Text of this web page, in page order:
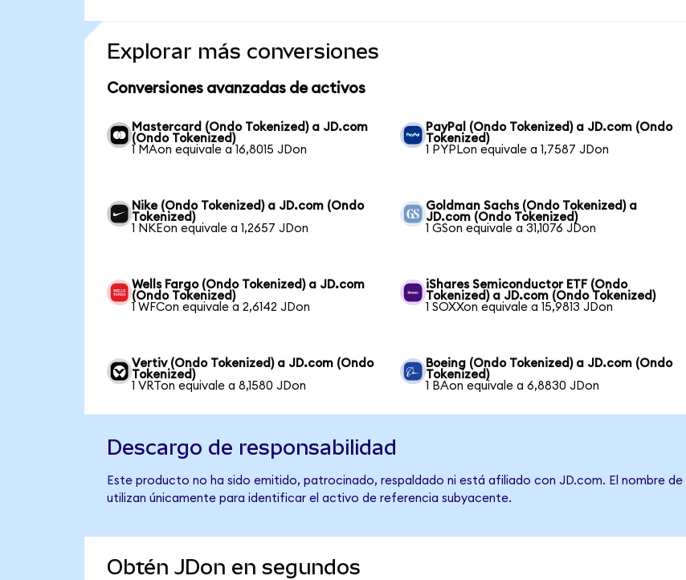
Explorar más conversiones
Conversiones avanzadas de activos
Mastercard (Ondo Tokenized) a JD.com
(Ondo Tokenized)
1 MAon equivale a 16,8015 JDon
PayPal (Ondo Tokenized) a JD.com (Ondo
Tokenized)
1 PYPLon equivale a 1,7587 JDon
Nike (Ondo Tokenized) a JD.com (Ondo
Tokenized)
1 NKEon equivale a 1,2657 JDon
Goldman Sachs (Ondo Tokenized) a
JD.com (Ondo Tokenized)
1 GSon equivale a 31,1076 JDon
Wells Fargo (Ondo Tokenized) a JD.com
(Ondo Tokenized)
1 WFCon equivale a 2,6142 JDon
iShares Semiconductor ETF (Ondo
Tokenized) a JD.com (Ondo Tokenized)
1 SOXXon equivale a 15,9813 JDon
Vertiv (Ondo Tokenized) a JD.com (Ondo
Tokenized)
1 VRTon equivale a 8,1580 JDon
Boeing (Ondo Tokenized) a JD.com (Ondo
Tokenized)
1 BAon equivale a 6,8830 JDon
Descargo de responsabilidad
Este producto no ha sido emitido, patrocinado, respaldado ni está afiliado con JD.com. El nombre
utilizan únicamente para identificar el activo de referencia subyacente.
Obtén JDon en segundos